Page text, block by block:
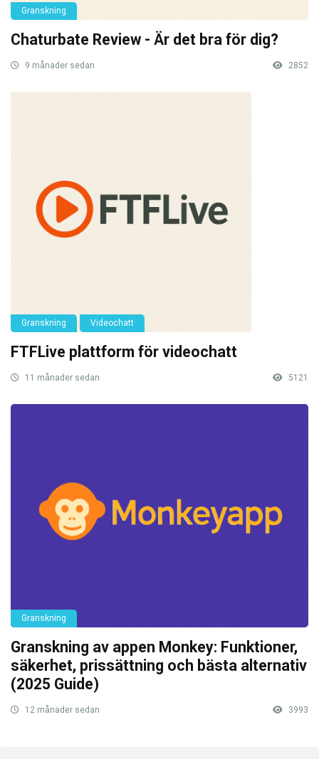
Granskning
Chaturbate Review - Är det bra för dig?
9 månader sedan 2852
Granskning Videochatt
FTFLive plattform för videochatt
11 månader sedan 5121
Granskning
Granskning av appen Monkey: Funktioner,
säkerhet, prissättning och bästa alternativ
(2025 Guide)
12 månader sedan 3993